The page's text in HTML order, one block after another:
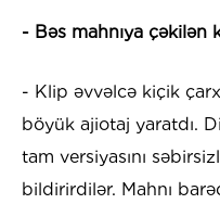
- Bəs mahnıya çəkilən
- Klip əvvəlcə kiçik
böyük ajiotaj yaratdı.
tam versiyasını
bildirirdilər. Mahnı